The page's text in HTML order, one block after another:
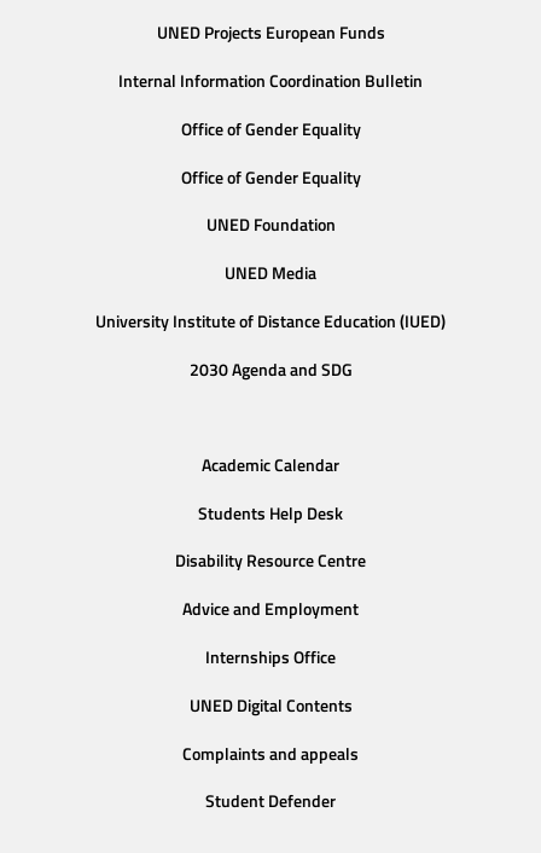
UNED Projects European Funds
Internal Information Coordination Bulletin
Office of Gender Equality
Office of Gender Equality
UNED Foundation
UNED Media
University Institute of Distance Education (IUED)
2030 Agenda and SDG
Academic Calendar
Students Help Desk
Disability Resource Centre
Advice and Employment
Internships Office
UNED Digital Contents
Complaints and appeals
Student Defender